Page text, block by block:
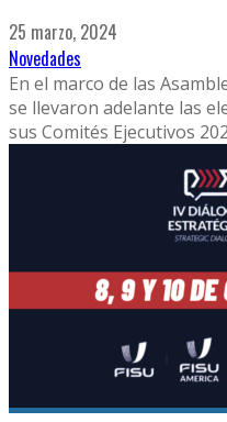
25 marzo, 2024
Novedades
En el marco de las
se llevaron adelante las
sus Comités Ejecutivos